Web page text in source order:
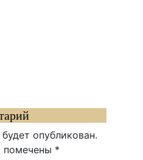
опубликован.
помечены *